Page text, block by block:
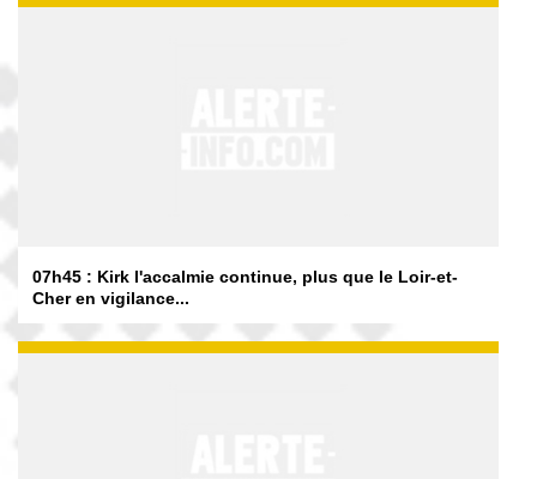
07h45 : Kirk l'accalmie continue, plus que le Loir-et-
Cher en vigilance...